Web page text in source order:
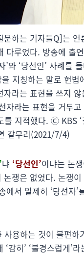
하는 기자들Q]는 언
다루었다. 방송에 출
’와 ‘당선인’ 사례를
지칭하는 말로 헌법
라는 표현을 쓰지
자라는 표현을 거두
를 지적했다. Ⓒ KBS ‘
갈무리(2021/7/4)
냐 ‘당선인’이냐는 논
쟁은 없었다. 논쟁
서 일제히 ‘당선자’
용하는 것이 불편
히’ ‘불경스럽게’